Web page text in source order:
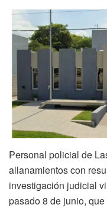
Personal policial de
allanamientos con
investigación judicial
pasado 8 de junio,